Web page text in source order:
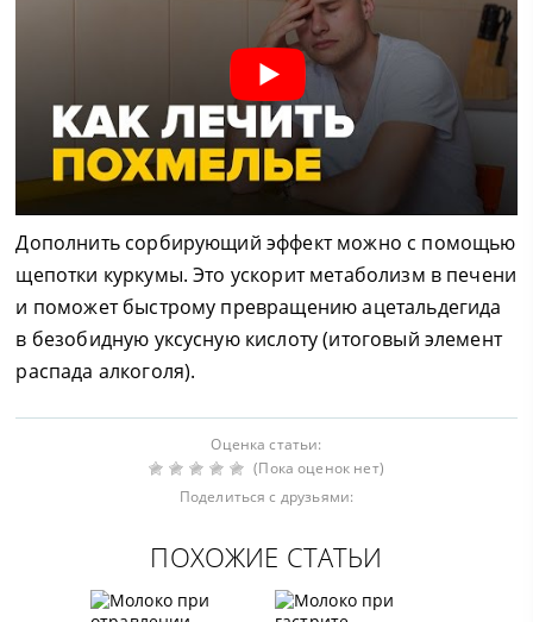
Дополнить сорбирующий эффект можно с помощью
щепотки куркумы. Это ускорит метаболизм в печени
и поможет быстрому превращению ацетальдегида
в безобидную уксусную кислоту (итоговый элемент
распада алкоголя).
Оценка статьи:
(Пока оценок нет)
Поделиться с друзьями:
ПОХОЖИЕ СТАТЬИ